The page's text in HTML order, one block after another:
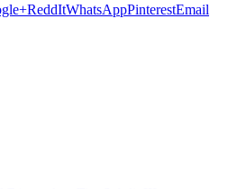
ReddItWhatsAppPinterestEmail